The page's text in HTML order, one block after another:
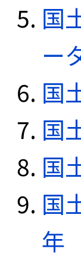
国
ー
国
国
国
国
年